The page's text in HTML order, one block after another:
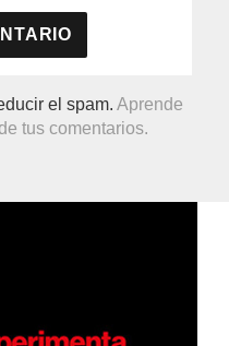
el spam.Aprende
tus comentarios.